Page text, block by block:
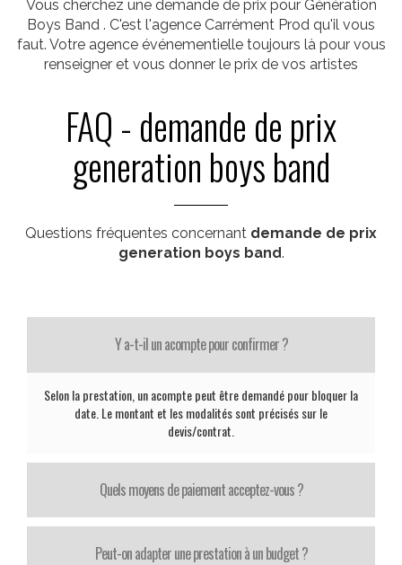
Vous cherchez une demande de prix pour Génération
Boys Band . C'est l'agence Carrément Prod qu'il vous
faut. Votre agence événementielle toujours là pour vous
renseigner et vous donner le prix de vos artistes
FAQ - demande de prix
generation boys band
Questions fréquentes concernant demande de prix
generation boys band.
Y a-t-il un acompte pour confirmer ?
Selon la prestation, un acompte peut être demandé pour bloquer la
date. Le montant et les modalités sont précisés sur le
devis/contrat.
Quels moyens de paiement acceptez-vous ?
Peut-on adapter une prestation à un budget ?